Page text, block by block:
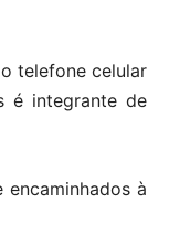
telefone celular
é integrante de
à